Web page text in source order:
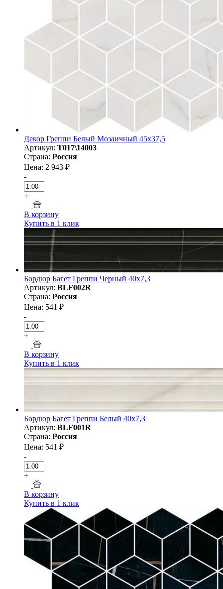
Декор Греппи Белый Мозаичный 45х37,5
Артикул: T017\14003
Страна: Россия
Цена: 2 943 ₽
-
+
В корзину
Купить в 1 клик
Бордюр Багет Греппи Черный 40х7,3
Артикул: BLF002R
Страна: Россия
Цена: 541 ₽
-
+
В корзину
Купить в 1 клик
Бордюр Багет Греппи Белый 40х7,3
Артикул: BLF001R
Страна: Россия
Цена: 541 ₽
-
+
В корзину
Купить в 1 клик